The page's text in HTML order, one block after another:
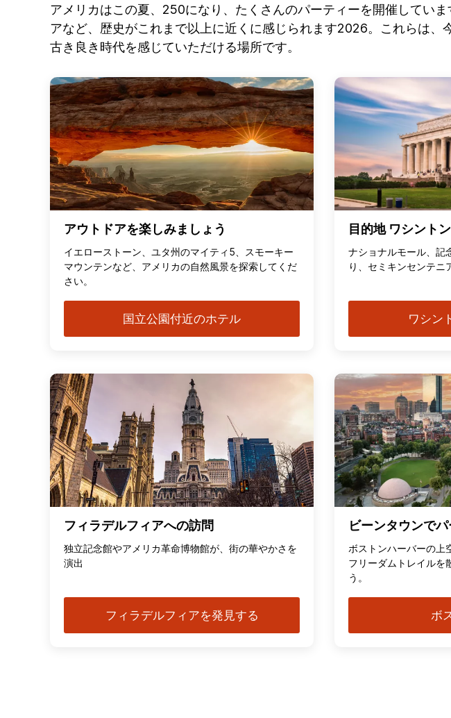
アメリカはこの夏、250になり、たくさんのパーティーを開催してい
アなど、歴史がこれまで以上に近くに感じられます2026。これらは
古き良き時代を感じていただける場所です。
アウトドアを楽しみましょう
イエローストーン、ユタ州のマイティ5、スモーキー
マウンテンなど、アメリカの自然風景を探索してくだ
さい。
国立公園付近のホテル
目的地 ワシント
ナショナルモール、記
り、セミキンセンテニ
ワシン
フィラデルフィアへの訪問
独立記念館やアメリカ革命博物館が、街の華やかさを
演出
フィラデルフィアを発見する
ビーンタウンで
ボストンハーバーの上
フリーダムトレイルを
う。
ボ